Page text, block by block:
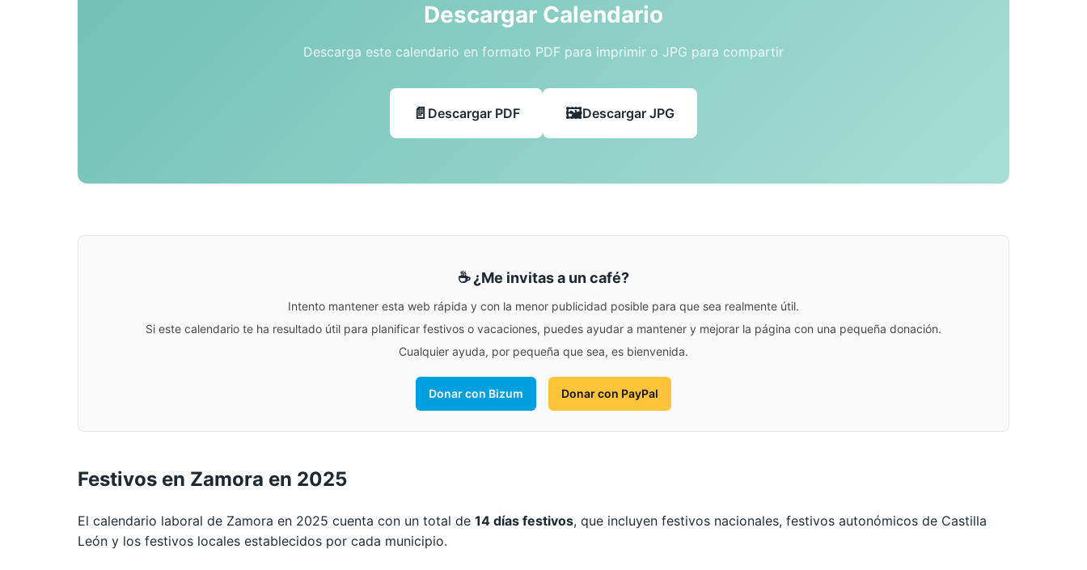
Descargar Calendario
Descarga este calendario en formato PDF para imprimir o JPG para compartir
Descargar PDF Descargar JPG
☕ ¿Me invitas a un café?
Intento mantener esta web rápida y con la menor publicidad posible para que sea realmente útil.
Si este calendario te ha resultado útil para planificar festivos o vacaciones, puedes ayudar a mantener y mejorar la página con una pequeña donación.
Cualquier ayuda, por pequeña que sea, es bienvenida.
Donar con Bizum Donar con PayPal
Festivos en Zamora en 2025
El calendario laboral de Zamora en 2025 cuenta con un total de 14 días festivos, que incluyen festivos nacionales, festivos autonómicos de Castilla
León y los festivos locales establecidos por cada municipio.